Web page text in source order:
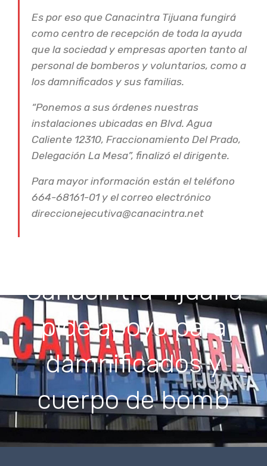
Es por eso que Canacintra Tijuana fungirá
como centro de recepción de toda la ayuda
que la sociedad y empresas aporten tanto al
personal de bomberos y voluntarios, como a
los damnificados y sus familias.
“Ponemos a sus órdenes nuestras
instalaciones ubicadas en Blvd. Agua
Caliente 12310, Fraccionamiento Del Prado,
Delegación La Mesa”, finalizó el dirigente.
Para mayor información están el teléfono
664-68161-01 y el correo electrónico
direccionejecutiva@canacintra.net
Canacintra Tijuana
pide apoyo para
damnificados y
cuerpo de bomb